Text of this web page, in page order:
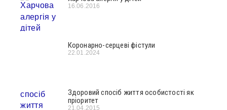
16.06.2016
Коронарно-серцеві фістули
22.01.2024
Здоровий спосіб життя особистості як
пріоритет
21.04.2015